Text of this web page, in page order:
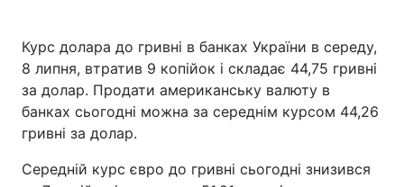
Головна Війна
Україна Політика
Економіка
Спорт Наука
Курс долара до гривні в банках України в середу,
8 липня, втратив 9 копійок і складає 44,75 гривні
за долар. Продати американську валюту в
банках сьогодні можна за середнім курсом 44,26
гривні за долар.
Середній курс євро до гривні сьогодні знизився